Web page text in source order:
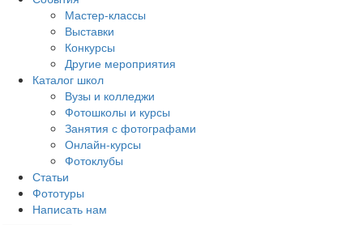
Мастер-классы
Выставки
Конкурсы
Другие мероприятия
Каталог школ
Вузы и колледжи
Фотошколы и курсы
Занятия с фотографами
Онлайн-курсы
Фотоклубы
Статьи
Фототуры
Написать нам